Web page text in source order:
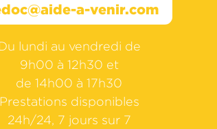
lundi au vendredi de
9h00 à 12h30 et
de 14h00 à 17h30
Prestations disponibles
24h/24, 7 jours sur 7
a-venir.com